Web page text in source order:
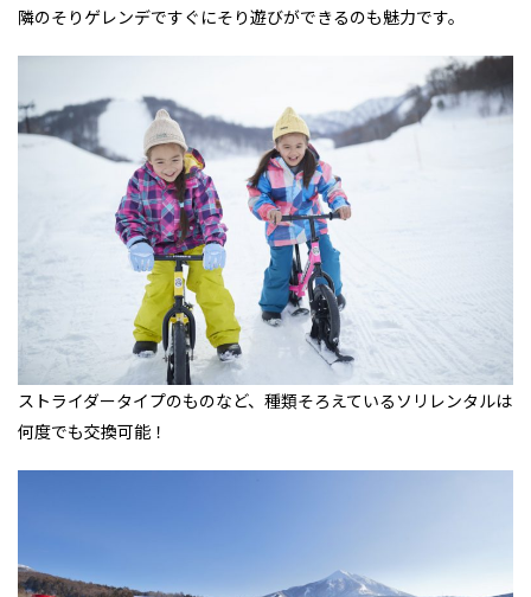
隣のそりゲレンデですぐにそり遊びができるのも魅力です。
ストライダータイプのものなど、種類そろえているソリレンタルは
何度でも交換可能！